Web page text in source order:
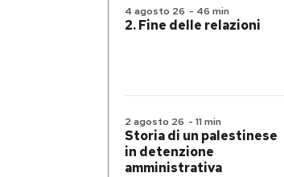
4 agosto 26 - 46 min
2. Fine delle relazioni
2 agosto 26 - 11 min
Storia di un palestinese
in detenzione
amministrativa